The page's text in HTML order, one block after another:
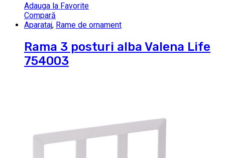
Adauga la Favorite
Compară
Aparataj, Rame de ornament
Rama 3 posturi alba Valena Life
754003